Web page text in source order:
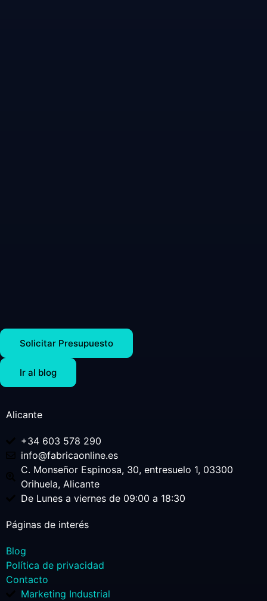
Solicitar Presupuesto
Ir al blog
Páginas de interés
Blog
Política de privacidad
Contacto
Marketing Industrial
Alicante
+34 603 578 290
info@fabricaonline.es
C. Monseñor Espinosa, 30, entresuelo 1, 03300
Orihuela, Alicante
De Lunes a viernes de 09:00 a 18:30